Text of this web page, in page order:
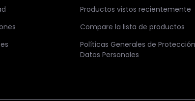
Productos vistos recientemente
Compare la lista de productos
Políticas Generales de
Datos Personales